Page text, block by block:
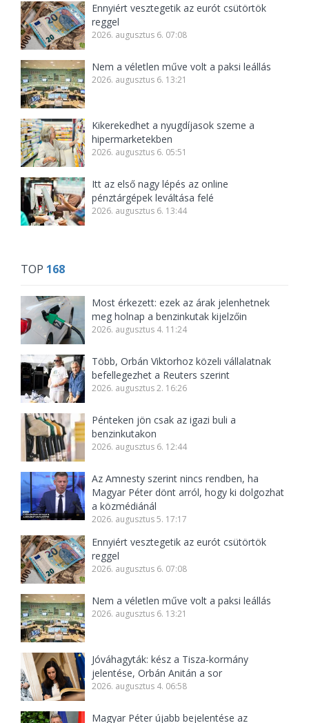
Ennyiért vesztegetik az eurót csütörtök
reggel
2026. augusztus 6. 07:08
Nem a véletlen műve volt a paksi leállás
2026. augusztus 6. 13:21
Kikerekedhet a nyugdíjasok szeme a
hipermarketekben
2026. augusztus 6. 05:51
Itt az első nagy lépés az online
pénztárgépek leváltása felé
2026. augusztus 6. 13:44
TOP 168
Most érkezett: ezek az árak jelenhetnek
meg holnap a benzinkutak kijelzőin
2026. augusztus 4. 11:24
Több, Orbán Viktorhoz közeli vállalatnak
befellegezhet a Reuters szerint
2026. augusztus 2. 16:26
Pénteken jön csak az igazi buli a
benzinkutakon
2026. augusztus 6. 12:44
Az Amnesty szerint nincs rendben, ha
Magyar Péter dönt arról, hogy ki dolgozhat
a közmédiánál
2026. augusztus 5. 17:17
Ennyiért vesztegetik az eurót csütörtök
reggel
2026. augusztus 6. 07:08
Nem a véletlen műve volt a paksi leállás
2026. augusztus 6. 13:21
Jóváhagyták: kész a Tisza-kormány
jelentése, Orbán Anitán a sor
2026. augusztus 4. 06:58
Magyar Péter újabb bejelentése az